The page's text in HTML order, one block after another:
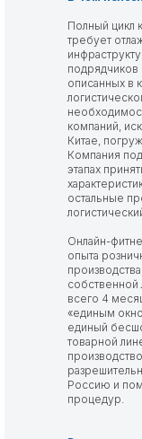
Полный цикл
требует
подрядчиков
описанных в
компаний,
Китае,
Компания
этапах
остальные
Онлайн-
опыта
собственной
всего 4
«единым
единый
товарной
Россию и
процедур.